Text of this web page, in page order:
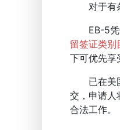
对于有条
EB-5凭借
留签证类别
下可优先享
已在美国
交，申请人
合法工作。